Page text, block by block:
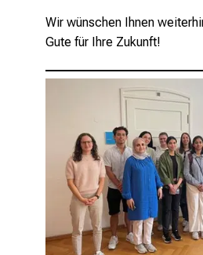
Wir wünschen Ihnen
Gute für Ihre Zukunft!